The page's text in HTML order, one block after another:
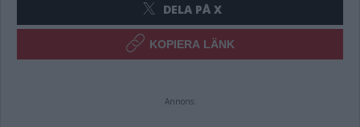
DELA PÅ X
KOPIERA LÄNK
Annons: